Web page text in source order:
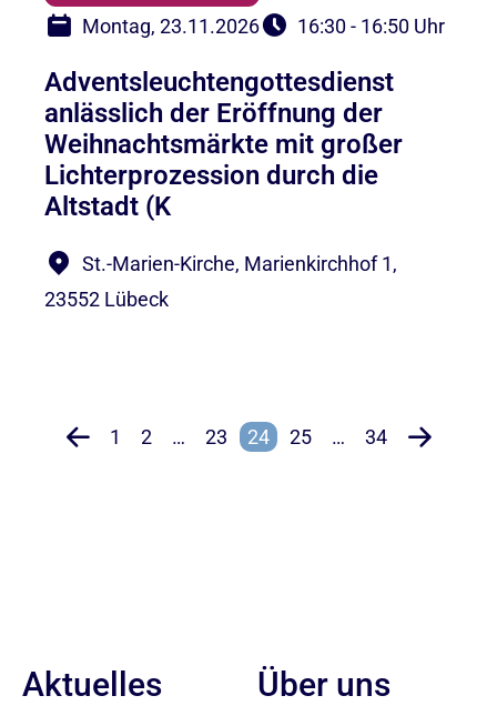
Montag, 23.11.2026
16:30 - 16:50 Uhr
Adventsleuchtengottesdienst
anlässlich der Eröffnung der
Weihnachtsmärkte mit großer
Lichterprozession durch die
Altstadt (K
St.-Marien-Kirche, Marienkirchhof 1,
23552 Lübeck
1 2 … 23 24 25 … 34
Aktuelles Über uns